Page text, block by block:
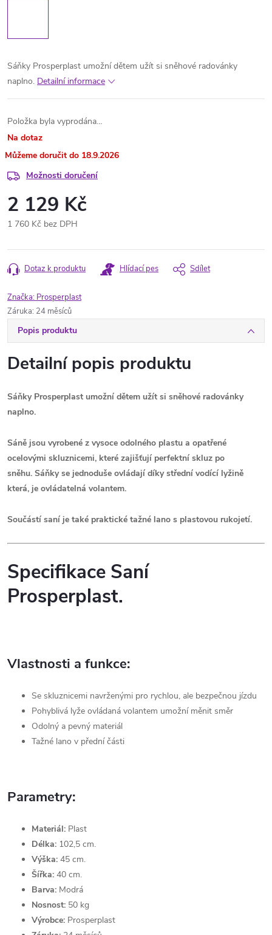
Sáňky Prosperplast umožní dětem užít si sněhové radovánky
naplno. Detailní informace
Položka byla vyprodána…
Na dotaz
18.9.2026
Možnosti doručení
2 129 Kč
1 760 Kč bez DPH
cena:
Dotaz k produktu Hlídací pes Sdílet
Značka: Prosperplast
Záruka: 24 měsíců
Popis produktu
Detailní popis produktu
Sáňky Prosperplast umožní dětem užít si sněhové radovánky
naplno.
Sáně jsou vyrobené z vysoce odolného plastu a opatřené
ocelovými skluznicemi, které zajišťují perfektní skluz po
sněhu. Sáňky se jednoduše ovládají díkystřední vodící lyžině
která, je ovládatelná volantem.
Součástí saní je také praktické tažné lano s plastovou rukojetí.
Specifikace Saní
Prosperplast.
Vlastnosti a funkce:
Se skluznicemi navrženými pro rychlou, ale bezpečnou jízdu
Pohyblivá lyže ovládaná volantem umožní měnit směr
Odolný a pevný materiál
Tažné lano v přední části
Parametry:
Materiál: Plast
Délka: 102,5 cm.
Výška: 45 cm.
Šířka: 40 cm.
Barva: Modrá
Nosnost: 50 kg
Výrobce: Prosperplast